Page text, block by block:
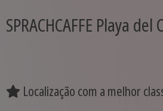
SPRACHCAFFE Playa del
Localização com a melhor